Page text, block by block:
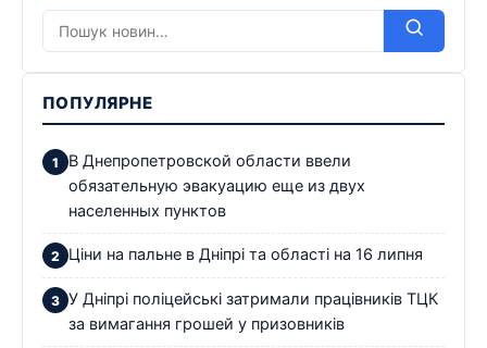
ПОПУЛЯРНЕ
В Днепропетровской области ввели
обязательную эвакуацию еще из двух
населенных пунктов
Ціни на пальне в Дніпрі та області на 16 липня
У Дніпрі поліцейські затримали працівників ТЦК
за вимагання грошей у призовників